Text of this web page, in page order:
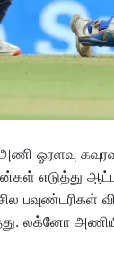
ஓரளவு
எடுத்து
லக்னோ